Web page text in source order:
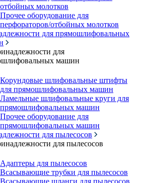
отбойных молотков
Прочее оборудование для
перфораторов/отбойных молотков
для прямошлифовальных
для
машин
Корундовые шлифовальные штифты
для прямошлифовальных машин
Ламельные шлифовальные круги для
прямошлифовальных машин
Прочее оборудование для
прямошлифовальных машин
для пылесосов
для пылесосов
Адаптеры для пылесосов
Всасывающие трубки для пылесосов
Всасывающие шланги для пылесосов